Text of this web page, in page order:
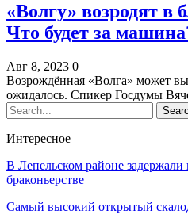
«Волгу» возродят в
Что будет за
Авг 8, 2023 0
Возрождённая «Волга» может
ожидалось. Спикер Госдумы
Интересное
В Лепельском районе задержали
браконьерстве
Самый высокий открытый